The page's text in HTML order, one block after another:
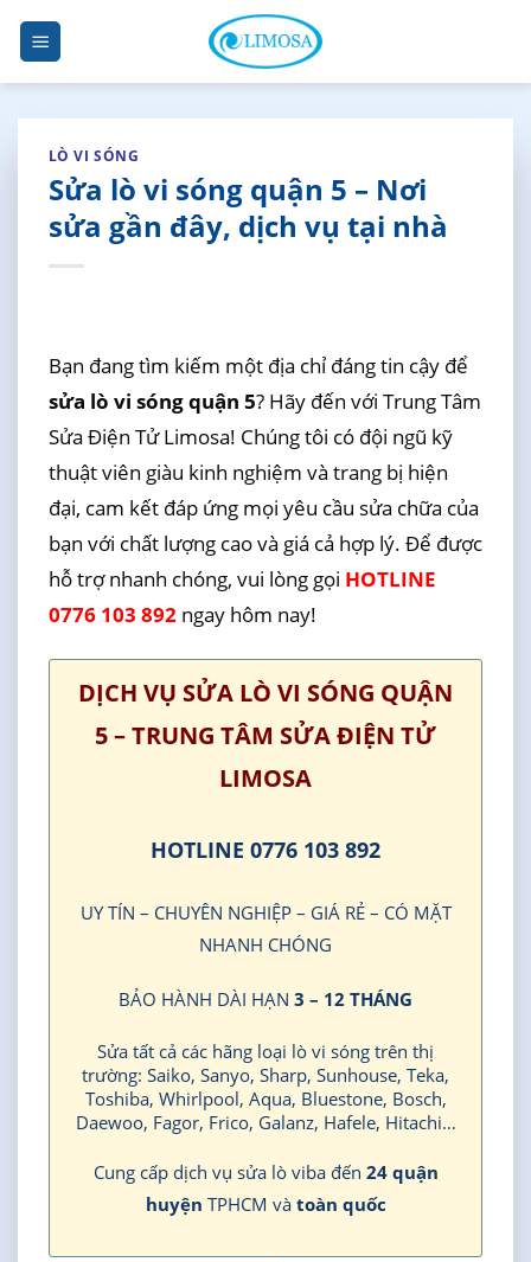
Skip
content
LÒ VI SÓNG
Sửa lò vi sóng quận 5 – Nơi
sửa gần đây, dịch vụ tại nhà
Bạn đang tìm kiếm một địa chỉ đáng tin cậy để
sửa lò vi sóng quận 5? Hãy đến với Trung Tâm
Sửa Điện Tử Limosa! Chúng tôi có đội ngũ kỹ
thuật viên giàu kinh nghiệm và trang bị hiện
đại, cam kết đáp ứng mọi yêu cầu sửa chữa của
bạn với chất lượng cao và giá cả hợp lý. Để được
hỗ trợ nhanh chóng, vui lòng gọi HOTLINE
0776 103 892ngay hôm nay!
DỊCH VỤ SỬA LÒ VI SÓNG QUẬN
5 – TRUNG TÂM SỬA ĐIỆN TỬ
LIMOSA
HOTLINE 0776 103 892
UY TÍN – CHUYÊN NGHIỆP – GIÁ RẺ – CÓ MẶT
NHANH CHÓNG
BẢO HÀNH DÀI HẠN 3 – 12 THÁNG
Sửa tất cả các hãng loại lò vi sóng trên thị
trường: Saiko, Sanyo, Sharp, Sunhouse, Teka,
Toshiba, Whirlpool, Aqua, Bluestone, Bosch,
Daewoo, Fagor, Frico, Galanz, Hafele, Hitachi…
Cung cấp dịch vụ sửa lò viba đến 24 quận
huyện TPHCM và toàn quốc